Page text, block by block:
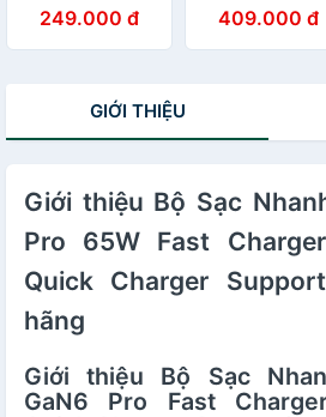
Kèm cáp C to C
60w dài 1M -
249.000 đ
Cáp C to C 100W
Dynamic 3
409.000 đ
GIỚI THIỆU
Giới thiệu Bộ Sạc
Pro 65W Fast
Quick Charger
hãng
Giới thiệu Bộ Sạc
GaN6 Pro Fast